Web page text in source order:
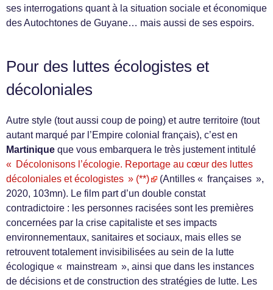
ses interrogations quant à la situation sociale et économique
des Autochtones de Guyane… mais aussi de ses espoirs.
Pour des luttes écologistes et
décoloniales
Autre style (tout aussi coup de poing) et autre territoire (tout
autant marqué par l’Empire colonial français), c’est en
Martinique que vous embarquera le très justement intitulé
« Décolonisons l’écologie. Reportage au cœur des luttes
décoloniales et écologistes » (**)
(Antilles « françaises »,
2020, 103mn). Le film part d’un double constat
contradictoire : les personnes racisées sont les premières
concernées par la crise capitaliste et ses impacts
environnementaux, sanitaires et sociaux, mais elles se
retrouvent totalement invisibilisées au sein de la lutte
écologique « mainstream », ainsi que dans les instances
de décisions et de construction des stratégies de lutte. Les